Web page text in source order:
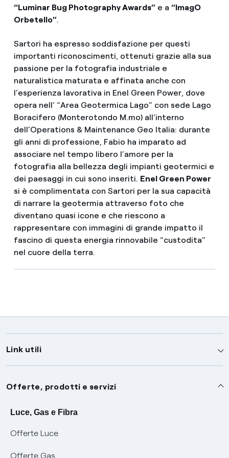
“Luminar Bug Photography Awards”e a “ImagO
Orbetello”.
Sartori ha espresso soddisfazione per questi
importanti riconoscimenti, ottenuti grazie alla sua
passione per la fotografia industriale e
naturalistica maturata e affinata anche con
l’esperienza lavorativa in Enel Green Power, dove
opera nell’ “Area Geotermica Lago” con sede Lago
Boracifero (Monterotondo M.mo) all’interno
dell’Operations & Maintenance Geo Italia: durante
gli anni di professione, Fabio ha imparato ad
associare nel tempo libero l’amore per la
fotografia alla bellezza degli impianti geotermici e
dei paesaggi in cui sono inseriti. Enel Green Power
si è complimentata con Sartori per la sua capacità
di narrare la geotermia attraverso foto che
diventano quasi icone e che riescono a
rappresentare con immagini di grande impatto il
fascino di questa energia rinnovabile “custodita”
nel cuore della terra.
Link utili
Assistenza
Avvisi
SOS luce e gas
Servizi
Offerte, prodotti e servizi
Luce, Gas e Fibra
Offerte Luce
Offerte Gas